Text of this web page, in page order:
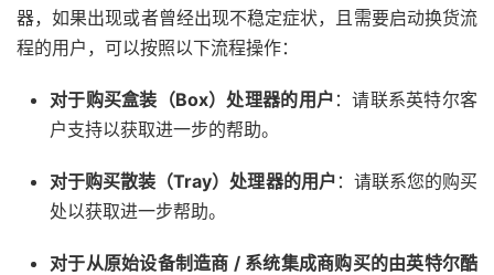
器，如果出现或者曾经出现不稳定症状，且需要启动换货流
程的用户，可以按照以下流程操作：
对于购买盒装（Box）处理器的用户 ：请联系英特尔客
户支持以获取进一步的帮助。
对于购买散装（Tray）处理器的用户 ：请联系您的购买
处以获取进一步帮助。
对于从原始设备制造商 / 系统集成商购买的由英特尔酷